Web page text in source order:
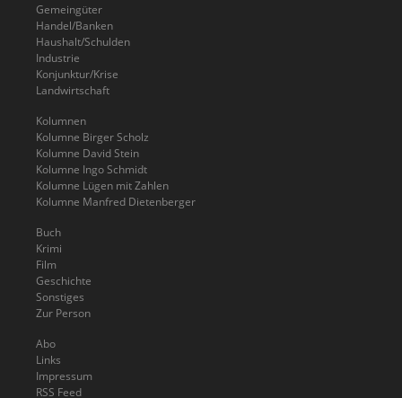
Gemeingüter
Handel/Banken
Haushalt/Schulden
Industrie
Konjunktur/Krise
Landwirtschaft
Kolumnen
Kolumne Birger Scholz
Kolumne David Stein
Kolumne Ingo Schmidt
Kolumne Lügen mit Zahlen
Kolumne Manfred Dietenberger
Buch
Krimi
Film
Geschichte
Sonstiges
Zur Person
Abo
Links
Impressum
RSS Feed